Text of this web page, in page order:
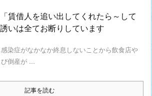
賃借人を追い出してくれたら～して
いは全てお断りしています
染症がなかなか終息しないことから飲食店や
倒産が ...
記事を読む